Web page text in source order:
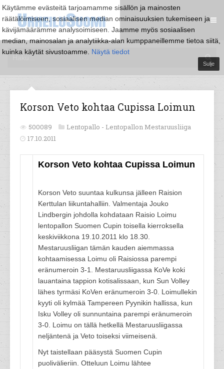
Käytämme evästeitä tarjoamamme sisällön ja mainosten
räätälöimiseen, sosiaalisen median ominaisuuksien tukemiseen ja
kävijämäärämme analysoimiseen. Jaamme myös sosiaalisen
median, mainosalan ja analytiikka-alan kumppaneillemme tietoa siitä,
kuinka käytät sivustoamme. Näytä tiedot
Sulje
Korson Veto kohtaa Cupissa Loimun
500089 Lentopallo - Lentopallon Mestaruusliiga
17.10.2011
Korson Veto kohtaa Cupissa Loimun
Korson Veto suuntaa kulkunsa jälleen Raision
Kerttulan liikuntahalliin. Valmentaja Jouko
Lindbergin johdolla kohdataan Raisio Loimu
lentopallon Suomen Cupin toisella kierroksella
keskiviikkona 19.10.2011 klo 18.30.
Mestaruusliigan tämän kauden aiemmassa
kohtaamisessa Loimu oli Raisiossa parempi
eränumeroin 3-1. Mestaruusliigassa KoVe koki
lauantaina tappion kotisalissaan, kun Sun Volley
lähes tyrmäsi KoVen eränumeroin 3-0. Loimullekin
kyyti oli kylmää Tampereen Pyynikin hallissa, kun
Isku Volley oli sunnuntaina parempi eränumeroin
3-0. Loimu on tällä hetkellä Mestaruusliigassa
neljäntenä ja Veto toiseksi viimeisenä.
Nyt taistellaan pääsystä Suomen Cupin
puolivälieriin. Otteluun Loimu lähtee